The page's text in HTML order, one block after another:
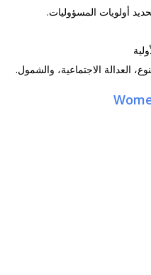
أولويات المسؤوليات.
العدالة الاجتماعية، والشمول.